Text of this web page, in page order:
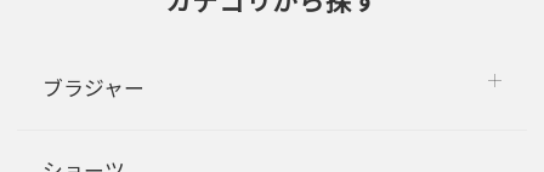
ブラジャー